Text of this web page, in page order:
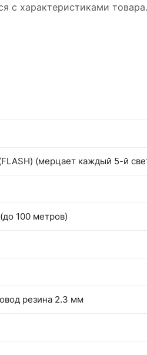
с характеристиками
(мерцает каждый 5-й
100 метров)
резина 2.3 мм